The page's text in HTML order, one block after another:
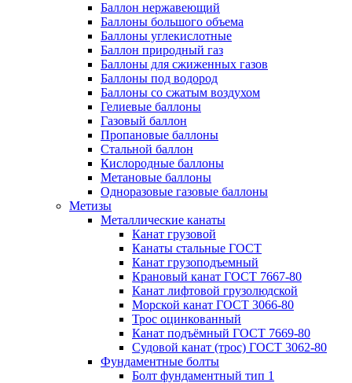
Баллон нержавеющий
Баллоны большого объема
Баллоны углекислотные
Баллон природный газ
Баллоны для сжиженных газов
Баллоны под водород
Баллоны со сжатым воздухом
Гелиевые баллоны
Газовый баллон
Пропановые баллоны
Стальной баллон
Кислородные баллоны
Метановые баллоны
Одноразовые газовые баллоны
Метизы
Металлические канаты
Канат грузовой
Канаты стальные ГОСТ
Канат грузоподъемный
Крановый канат ГОСТ 7667-80
Канат лифтовой грузолюдской
Морской канат ГОСТ 3066-80
Трос оцинкованный
Канат подъёмный ГОСТ 7669-80
Судовой канат (трос) ГОСТ 3062-80
Фундаментные болты
Болт фундаментный тип 1